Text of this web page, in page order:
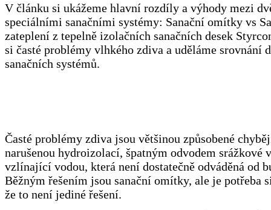
V článku si ukážeme hlavní rozdíly a výhody mezi
speciálními sanačními systémy: Sanační omítky vs
zateplení z tepelně izolačních sanačních desek
si časté problémy vlhkého zdiva a uděláme srovnání
sanačních systémů.
Časté problémy zdiva jsou většinou způsobené
narušenou hydroizolací, špatným odvodem srážkové
vzlínající vodou, která není dostatečně odváděná od
Běžným řešením jsou sanační omítky, ale je potřeba
že to není jediné řešení.